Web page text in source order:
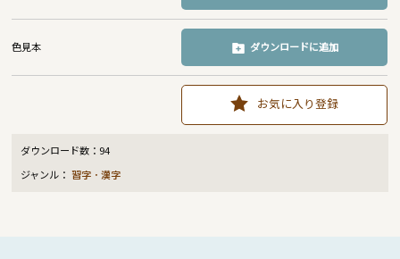
色見本 ダウンロードに追加
お気に入り登録
ダウンロード数： 94
ジャンル：習字・漢字